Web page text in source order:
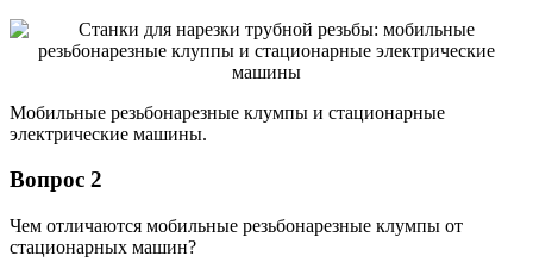
Мобильные резьбонарезные клумпы и стационарные
электрические машины.
Вопрос 2
Чем отличаются мобильные резьбонарезные клумпы от
стационарных машин?